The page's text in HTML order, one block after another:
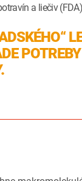
a liečiv